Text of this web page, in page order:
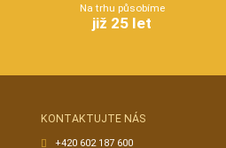
Na trhu působíme
již 25 let
KONTAKTUJTE NÁS
+420 602 187 600